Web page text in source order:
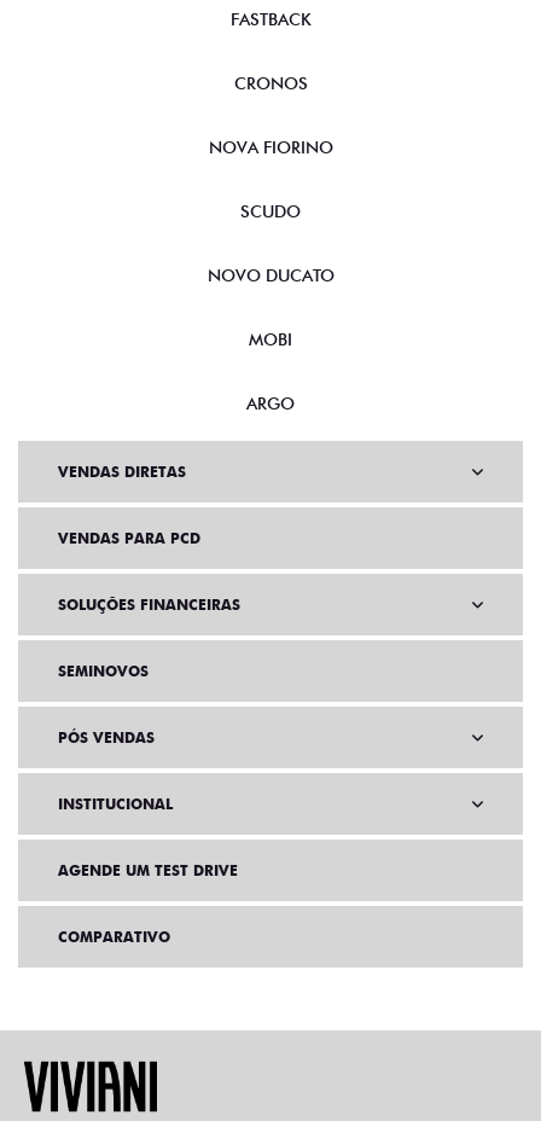
FASTBACK
CRONOS
NOVA FIORINO
SCUDO
NOVO DUCATO
MOBI
ARGO
VENDAS DIRETAS
VENDAS PARA PCD
SOLUÇÕES FINANCEIRAS
SEMINOVOS
PÓS VENDAS
INSTITUCIONAL
AGENDE UM TEST DRIVE
COMPARATIVO